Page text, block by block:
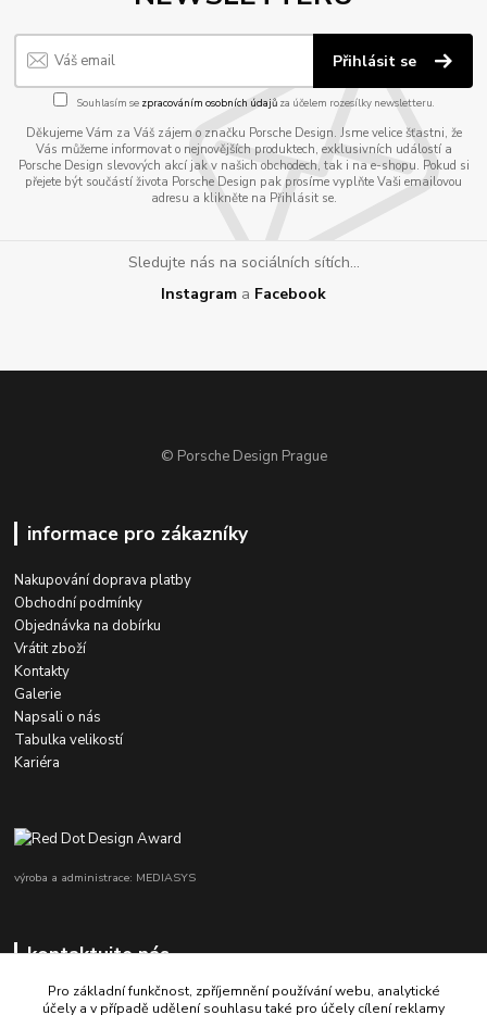
Přihlásit se
Souhlasím se zpracováním osobních údajůza účelem rozesílky newsletteru.
Děkujeme Vám za Váš zájem o značku Porsche Design. Jsme velice šťastni, že
Vás můžeme informovat o nejnovějších produktech, exklusivních událostí a
Porsche Design slevových akcí jak v našich obchodech, tak i na e-shopu. Pokud si
přejete být součástí života Porsche Design pak prosíme vyplňte Vaši emailovou
adresu a klikněte na Přihlásit se.
Sledujte nás na sociálních sítích...
Instagram a Facebook
© Porsche Design Prague
informace pro zákazníky
Nakupování doprava platby
Obchodní podmínky
Objednávka na dobírku
Vrátit zboží
Kontakty
Galerie
Napsali o nás
Tabulka velikostí
Kariéra
výroba a administrace: MEDIASYS
kontaktujte nás
Pro základní funkčnost, zpříjemnění používání webu, analytické
účely a v případě udělení souhlasu také pro účely cílení reklamy